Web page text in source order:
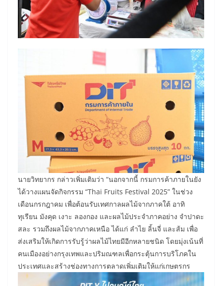
นายวิทยากร กล่าวเพิ่มเติมว่า “นอกจากนี้ กรมการค้าภายในยัง
ได้วางแผนจัดกิจกรรม “Thai Fruits Festival 2025” ในช่วง
เดือนกรกฎาคม เพื่อต้อนรับเทศกาลผลไม้จากภาคใต้ อาทิ
ทุเรียน มังคุด เงาะ ลองกอง และผลไม้ประจำภาคอย่าง จำปาดะ
สละ รวมถึงผลไม้จากภาคเหนือ ได้แก่ ลำไย ลิ้นจี่ และส้ม เพื่อ
ส่งเสริมให้เกิดการรับรู้ว่าผลไม้ไทยมีอีกหลายชนิด โดยมุ่งเน้นที่
คนเมืองอย่างกรุงเทพและปริมณฑลเพื่อกระตุ้นการบริโภคใน
ประเทศและสร้างช่องทางการตลาดเพิ่มเติมให้แก่เกษตรกร